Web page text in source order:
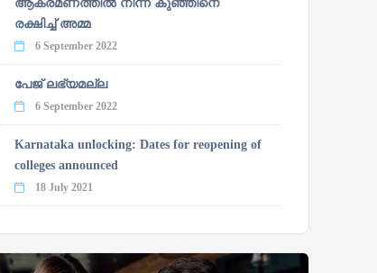
ആക്രമണത്തില്‍ നിന്ന് കുഞ്ഞിനെ
രക്ഷിച്ച് അമ്മ
6 September 2022
പേജ് ലഭ്യമല്ല
6 September 2022
Karnataka unlocking: Dates for reopening of
colleges announced
18 July 2021